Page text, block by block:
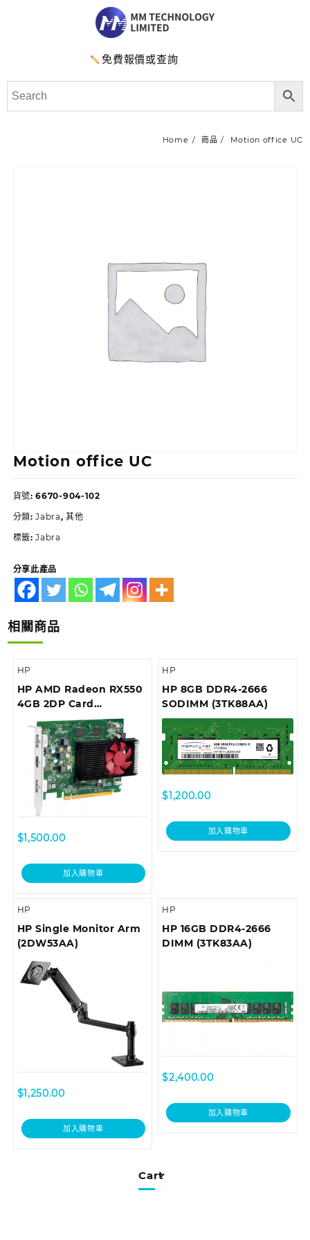
免費報價或查詢
Cart
Home 商品 Motion office UC
Motion office UC
貨號:6670-904-102
分類:Jabra,其他
標籤:Jabra
分享此產品
相關商品
HP
HP AMD Radeon RX550
4GB 2DP Card
(3TK71AA)
$1,500.00
加入購物車
HP
HP 8GB DDR4-2666
SODIMM (3TK88AA)
$1,200.00
加入購物車
HP
HP Single Monitor Arm
(2DW53AA)
$1,250.00
加入購物車
HP
HP 16GB DDR4-2666
DIMM (3TK83AA)
$2,400.00
加入購物車